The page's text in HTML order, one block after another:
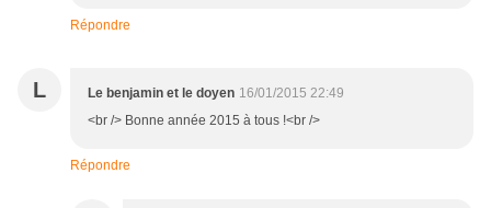
Répondre
L Le benjamin et le doyen 16/01/2015 22:49
<br /> Bonne année 2015 à tous !<br />
Répondre